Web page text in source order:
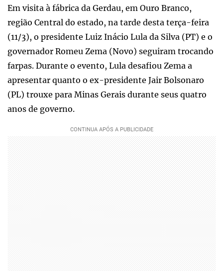
Em visita à fábrica da Gerdau, em Ouro Branco,
região Central do estado, na tarde desta terça-feira
(11/3), o presidente Luiz Inácio Lula da Silva (PT) e o
governador Romeu Zema (Novo) seguiram trocando
farpas. Durante o evento, Lula desafiou Zema a
apresentar quanto o ex-presidente Jair Bolsonaro
(PL) trouxe para Minas Gerais durante seus quatro
anos de governo.